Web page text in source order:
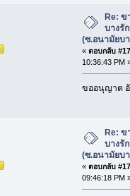
Re:
บางรั
(ซ.อนามัยบ
« ตอบกลับ
10:36:43 PM
ขออนุญาต
Re:
บางรั
(ซ.อนามัยบ
« ตอบกลับ
09:46:18 PM